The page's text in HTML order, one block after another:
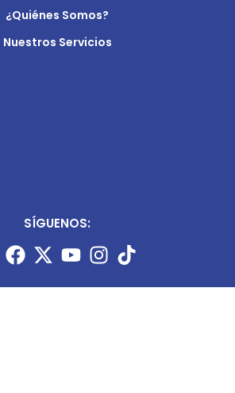
¿Quiénes Somos?
Nuestros Servicios
SÍGUENOS: